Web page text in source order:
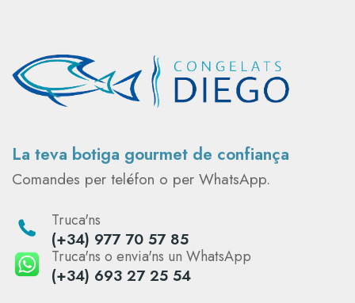
La teva botiga gourmet de confiança
Comandes per teléfon o per WhatsApp.
Truca'ns
(+34) 977 70 57 85
Truca'ns o envia'ns un WhatsApp
(+34) 693 27 25 54